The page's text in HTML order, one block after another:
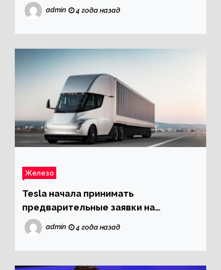
чем в прошлой
admin 4 года назад
Железо
Tesla начала принимать
предварительные заявки на
электрические грузовики Semi
admin 4 года назад